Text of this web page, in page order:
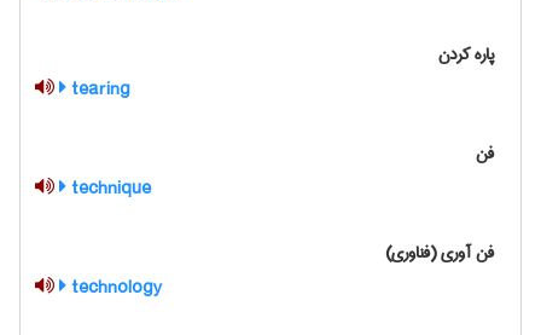
پاره کردن
tearing
فن
technique
فن آوری (فناوری)
technology